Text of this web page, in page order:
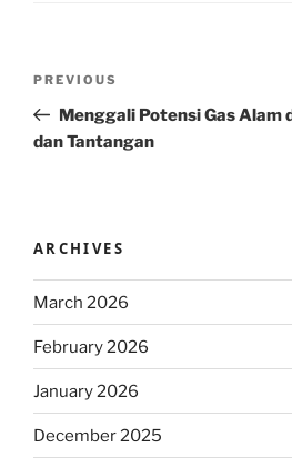
Previous
Post
PREVIOUS
Menggali Potensi Gas Alam
dan Tantangan
ARCHIVES
March 2026
February 2026
January 2026
December 2025